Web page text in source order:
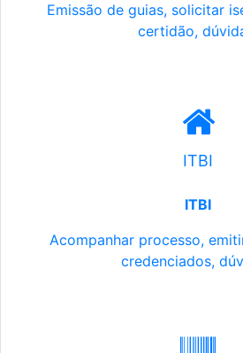
Emissão de guias, solicitar
certidão,
ITBI
ITBI
Acompanhar processo,
credenciados,